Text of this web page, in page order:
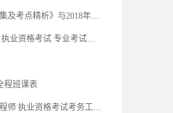
年供配电专业案例真题与对比！！
试 专业考试规范及设计手册
程班课表
资格考试考务工作的通知！！